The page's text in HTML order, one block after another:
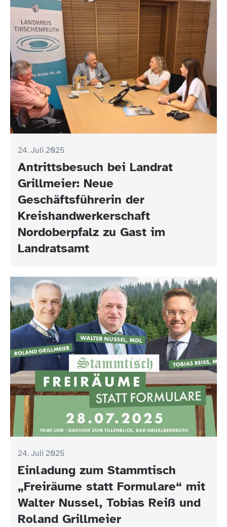
24. Juli 2025
Antrittsbesuch bei Landrat
Grillmeier: Neue
Geschäftsführerin der
Kreishandwerkerschaft
Nordoberpfalz zu Gast im
Landratsamt
24. Juli 2025
Einladung zum Stammtisch
„Freiräume statt Formulare“ mit
Walter Nussel, Tobias Reiß und
Roland Grillmeier